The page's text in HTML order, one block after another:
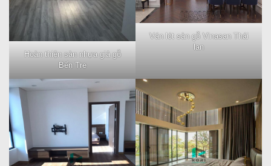
Hoàn thiện sàn nhựa giả gỗ
Bến Tre
Ván lót sàn gỗ Vinasan Thái
lan